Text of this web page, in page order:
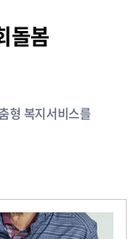
돌봄
형 복지서비스를